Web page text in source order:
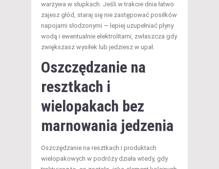
warzywa w słupkach. Jeśli w trakcie dnia łatwo
zajesz głód, staraj się nie zastępować posiłków
napojami słodzonymi — lepiej uzupełniać płyny
wodą i ewentualnie elektrolitami, zwłaszcza gdy
zwiększasz wysiłek lub jedziesz w upał.
Oszczędzanie na
resztkach i
wielopakach bez
marnowania jedzenia
Oszczędzanie na resztkach i produktach
wielopakowych w podróży działa wtedy, gdy